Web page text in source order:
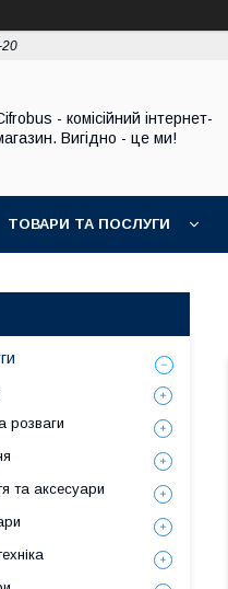
20
- комiсiйний iнтернет-
Вигiдно - це ми!
ТОВАРИ ТА ПОСЛУГИ
розваги
та аксесуари